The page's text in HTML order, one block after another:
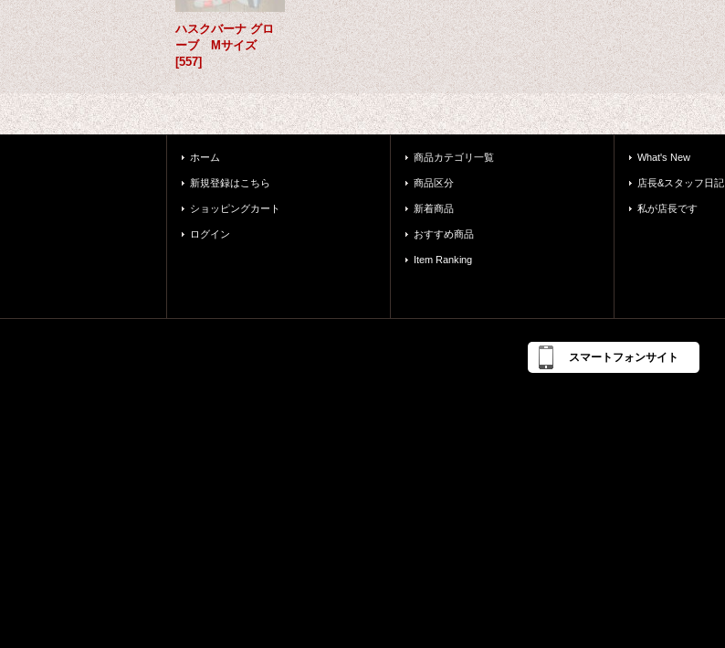
ハスクバーナ グロ
ーブ Mサイズ
[557]
ホーム
新規登録はこちら
ショッピングカート
ログイン
商品カテゴリ一覧
商品区分
新着商品
おすすめ商品
Item Ranking
What's New
店長&スタッフ日記
私が店長です
スマートフォンサイト